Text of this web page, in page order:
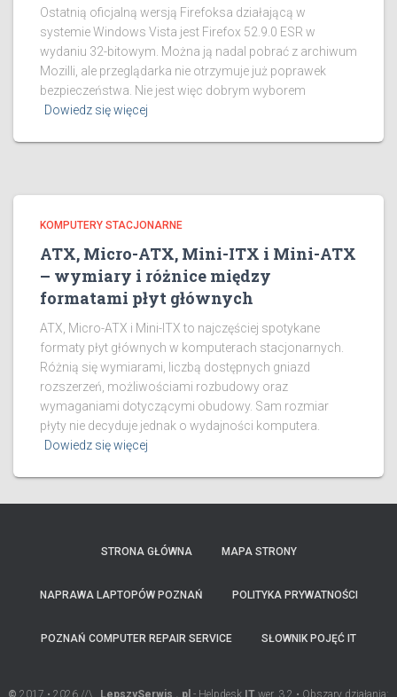
Ostatnią oficjalną wersją Firefoksa działającą w
systemie Windows Vista jest Firefox 52.9.0 ESR w
wydaniu 32-bitowym. Można ją nadal pobrać z archiwum
Mozilli, ale przeglądarka nie otrzymuje już poprawek
bezpieczeństwa. Nie jest więc dobrym wyborem
Dowiedz się więcej
KOMPUTERY STACJONARNE
ATX, Micro-ATX, Mini-ITX i Mini-ATX
– wymiary i różnice między
formatami płyt głównych
ATX, Micro-ATX i Mini-ITX to najczęściej spotykane
formaty płyt głównych w komputerach stacjonarnych.
Różnią się wymiarami, liczbą dostępnych gniazd
rozszerzeń, możliwościami rozbudowy oraz
wymaganiami dotyczącymi obudowy. Sam rozmiar
płyty nie decyduje jednak o wydajności komputera.
Dowiedz się więcej
STRONA GŁÓWNA MAPA STRONY
NAPRAWA LAPTOPÓW POZNAŃ POLITYKA PRYWATNOŚCI
POZNAŃ COMPUTER REPAIR SERVICE SŁOWNIK POJĘĆ IT
© 2017 • 2026 //\_ LepszySerwis . pl - Helpdesk IT wer. 3.2 • Obszary działania: